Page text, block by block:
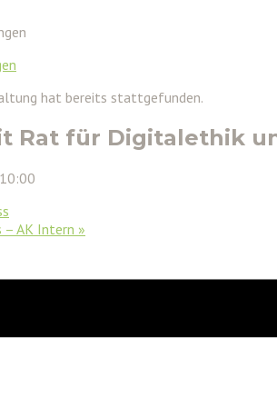
hat bereits stattgefunden.
Rat für Digitalethik
10:00
– AK Intern »